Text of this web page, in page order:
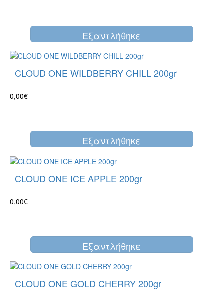
Eξαντλήθηκε
CLOUD ONE WILDBERRY CHILL 200gr
0,00€
Eξαντλήθηκε
CLOUD ONE ICE APPLE 200gr
0,00€
Eξαντλήθηκε
CLOUD ONE GOLD CHERRY 200gr